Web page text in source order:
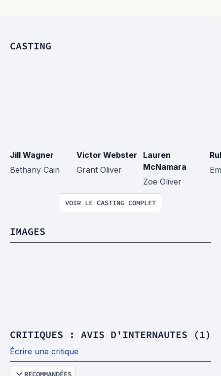
CASTING
Jill Wagner
Bethany Cain
Victor Webster
Grant Oliver
Lauren
McNamara
Zoe Oliver
VOIR LE CASTING COMPLET
IMAGES
CRITIQUES : AVIS D'INTERNAUTES (1)
Écrire une critique
RECOMMANDÉES